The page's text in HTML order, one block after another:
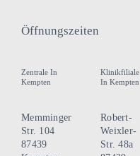
Öffnungszeiten
Zentrale In
Kempten
Memminger
Str. 104
87439
Klinikfiliale
In Kempten
Robert-
Weixler-
Str. 48a